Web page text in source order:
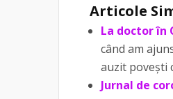
Articole
La doctor în
când am
auzit povești
Jurnal de